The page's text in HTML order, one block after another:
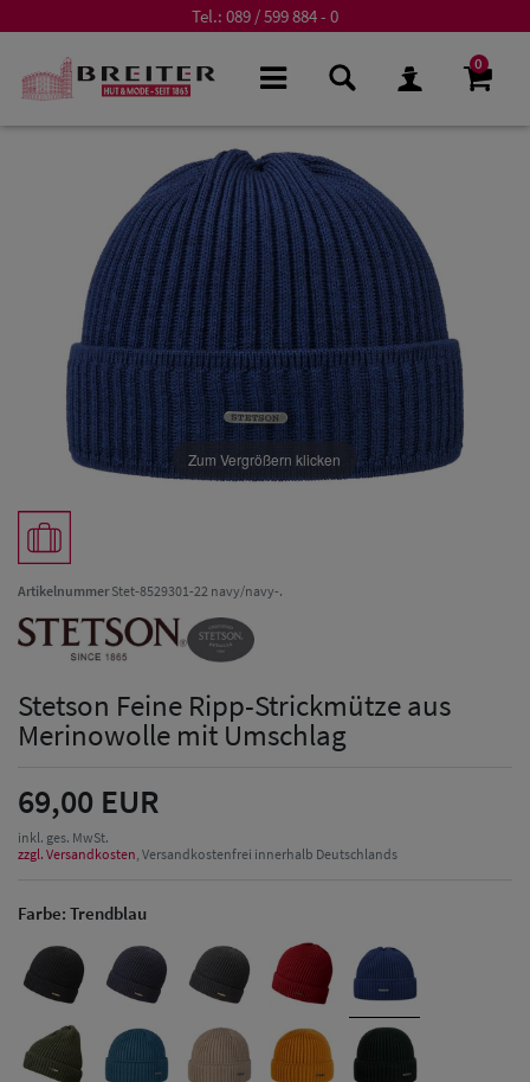
Tel.: 089 / 599 884 - 0
0
Herren Caps
Zum Vergrößern klicken
ArtikelnummerStet-8529301-22 navy/navy-.
Stetson Feine Ripp-Strickmütze aus
Merinowolle mit Umschlag
69,00 EUR
inkl. ges. MwSt.
zzgl. Versandkosten, Versandkostenfrei innerhalb Deutschlands
Farbe: Trendblau